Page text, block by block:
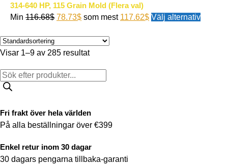
314-640 HP, 115 Grain Mold (Flera val)
Min 116.68$ 78.73$ som mest 117.62$ Välj alternativ
Visar 1–9 av 285 resultat
Fri frakt över hela världen
På alla beställningar över €399
Enkel retur inom 30 dagar
30 dagars pengarna tillbaka-garanti